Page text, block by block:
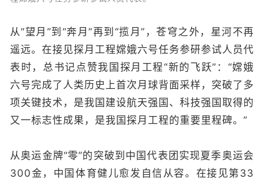
从“望月”到“奔月”再到“揽月”，苍穹之外，星河不再
遥远。在接见探月工程嫦娥六号任务参研参试人员代
表时，总书记点赞我国探月工程“新的飞跃”：“嫦娥
六号完成了人类历史上首次月球背面采样，突破了多
项关键技术，是我国建设航天强国、科技强国取得的
又一标志性成果，是我国探月工程的重要里程碑。”
从奥运金牌“零”的突破到中国代表团实现夏季奥运会
300金，中国体育健儿愈发自信从容。在接见第33